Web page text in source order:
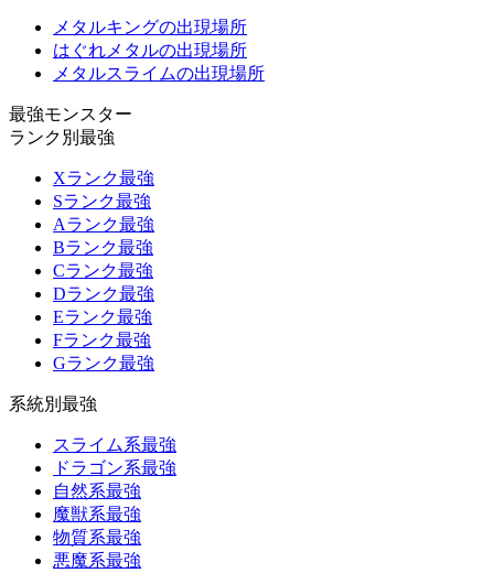
メタルキングの出現場所
はぐれメタルの出現場所
メタルスライムの出現場所
最強モンスター
ランク別最強
Xランク最強
Sランク最強
Aランク最強
Bランク最強
Cランク最強
Dランク最強
Eランク最強
Fランク最強
Gランク最強
系統別最強
スライム系最強
ドラゴン系最強
自然系最強
魔獣系最強
物質系最強
悪魔系最強